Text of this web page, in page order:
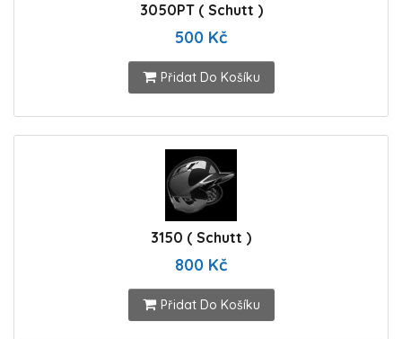
3050PT ( Schutt )
500 Kč
Přidat Do Košíku
3150 ( Schutt )
800 Kč
Přidat Do Košíku